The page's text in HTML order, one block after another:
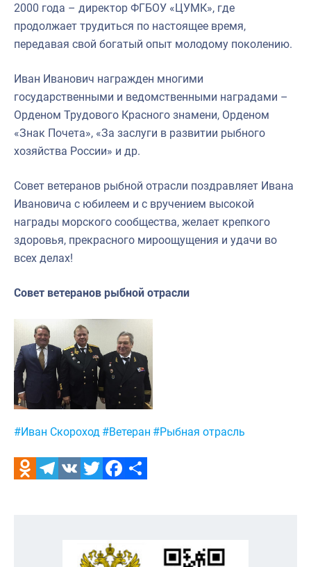
2000 года – директор ФГБОУ «ЦУМК», где
продолжает трудиться по настоящее время,
передавая свой богатый опыт молодому поколению.
Иван Иванович награжден многими
государственными и ведомственными наградами –
Орденом Трудового Красного знамени, Орденом
«Знак Почета», «За заслуги в развитии рыбного
хозяйства России» и др.
Совет ветеранов рыбной отрасли поздравляет Ивана
Ивановича с юбилеем и с вручением высокой
награды морского сообщества, желает крепкого
здоровья, прекрасного мироощущения и удачи во
всех делах!
Совет ветеранов рыбной отрасли
Метки:
#Иван Скороход #Ветеран #Рыбная отрасль